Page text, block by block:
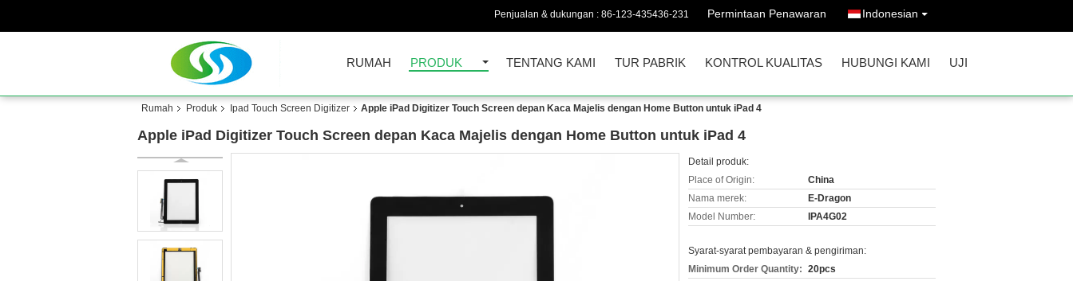
Penjualan & dukungan : 86-123-435436-231 Permintaan Penawaran Indonesian
RUMAH PRODUK TENTANG KAMI TUR PABRIK KONTROL KUALITAS HUBUNGI KAMI UJI
Rumah Produk Ipad Touch Screen Digitizer Apple iPad Digitizer Touch Screen depan Kaca Majelis dengan Home Button untuk iPad 4
Apple iPad Digitizer Touch Screen depan Kaca Majelis dengan Home Button untuk iPad 4
Detail produk:
Place of Origin:
China
Nama merek:
E-Dragon
Model Number:
IPA4G02
Syarat-syarat pembayaran & pengiriman:
Minimum Order Quantity: 20pcs